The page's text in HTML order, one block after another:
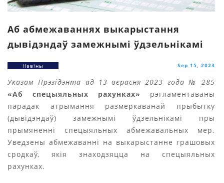
Аб абмежаваннях выкарыстання
дывідэндаў замежнымі ўдзельнікамі
Навіны Sep 15, 2023
Указам Прэзідэнта ад 13 верасня 2023 года № 285
«Аб спецыяльных рахунках» рэгламентаваны
парадак атрымання размеркаванай прыбытку
(дывідэндаў) замежнымі ўдзельнікамі пры
прымяненні спецыяльных абмежавальных мер.
Уведзены абмежаванні на выкарыстанне грашовых
сродкаў, якія знаходзяцца на спецыяльных
рахунках.